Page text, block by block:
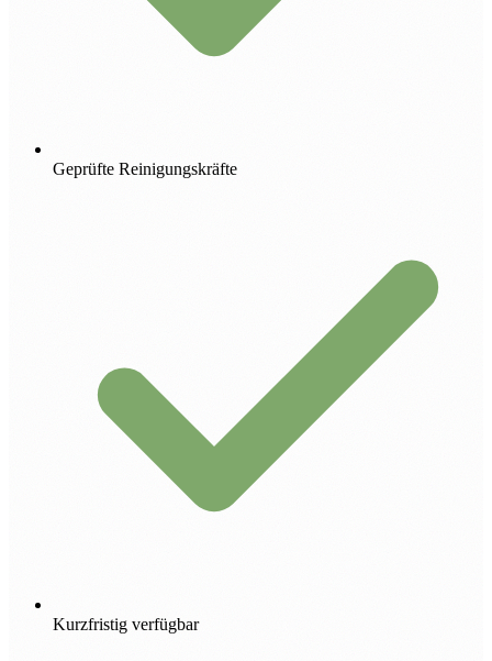
Geprüfte Reinigungskräfte
Kurzfristig verfügbar